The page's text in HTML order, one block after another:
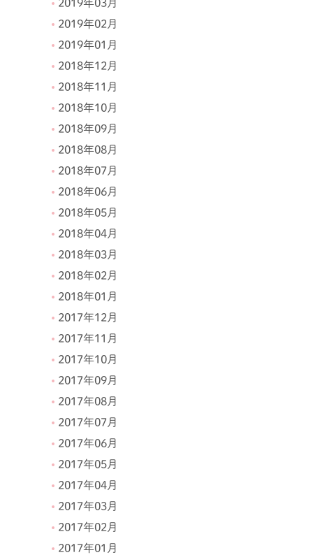
2019年03月
2019年02月
2019年01月
2018年12月
2018年11月
2018年10月
2018年09月
2018年08月
2018年07月
2018年06月
2018年05月
2018年04月
2018年03月
2018年02月
2018年01月
2017年12月
2017年11月
2017年10月
2017年09月
2017年08月
2017年07月
2017年06月
2017年05月
2017年04月
2017年03月
2017年02月
2017年01月